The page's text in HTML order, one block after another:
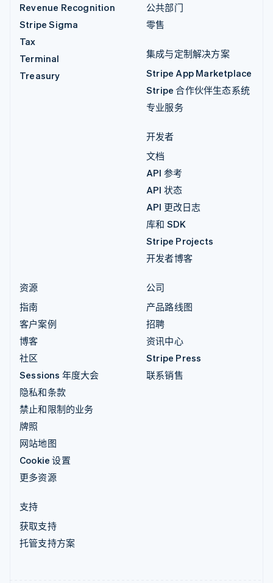
Revenue Recognition
Stripe Sigma
Tax
Terminal
Treasury
公共部门
零售
集成与定制解决方案
Stripe App Marketplace
Stripe 合作伙伴生态系统
专业服务
开发者
文档
API 参考
API 状态
API 更改日志
库和 SDK
Stripe Projects
开发者博客
资源
指南
客户案例
博客
社区
Sessions 年度大会
隐私和条款
禁止和限制的业务
牌照
网站地图
Cookie 设置
更多资源
公司
产品路线图
招聘
资讯中心
Stripe Press
联系销售
支持
获取支持
托管支持方案